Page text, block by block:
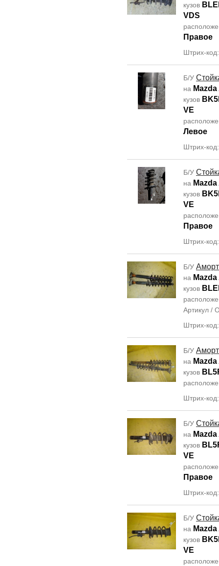
кузов
VDS
Правое
Штрих-
Б/У
на
кузов
VE
Левое
Штрих-
Б/У
на
кузов
VE
Правое
Штрих-
Б/У
на
кузов
Артикул /
Штрих-
Б/У
на
кузов
Штрих-
Б/У
на
кузов
VE
Правое
Штрих-
Б/У
на
кузов
VE